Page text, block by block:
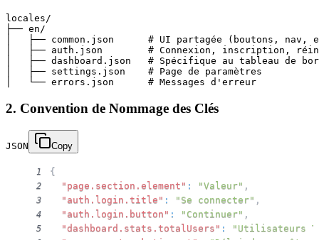
locales/
├── en/
│   ├── common.json      # UI partagée (boutons, nav,
│   ├── auth.json        # Connexion, inscription,
│   ├── dashboard.json   # Spécifique au tableau de
│   ├── settings.json    # Page de paramètres
2. Convention de Nommage des Clés
JSON Copy
1 {
2 "page.section.element" : "Valeur" ,
3 "auth.login.title" : "Se connecter" ,
4 "auth.login.button" : "Continuer" ,
5 "dashboard.stats.totalUsers" : "Utilisateurs